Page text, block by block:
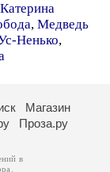
Катерина
, Медведь
Ненько,
Магазин
Проза.ру
в